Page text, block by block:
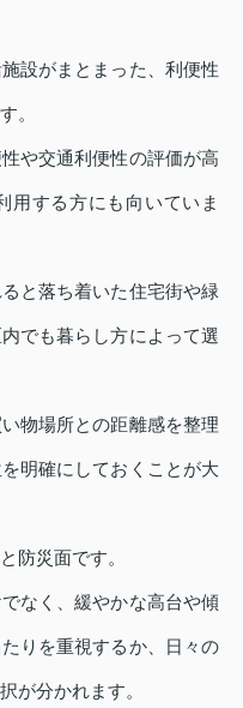
設がまとまった、利便性
。
や交通利便性の評価が高
用する方にも向いていま
と落ち着いた住宅街や緑
でも暮らし方によって選
物場所との距離感を整理
明確にしておくことが大
防災面です。
なく、緩やかな高台や傾
りを重視するか、日々の
が分かれます。